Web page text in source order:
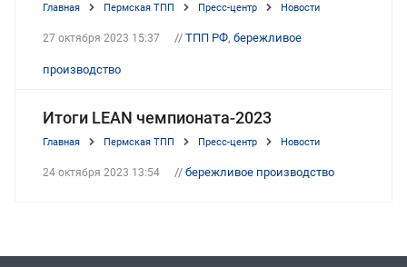
Главная Пермская ТПП Пресс-центр Новости
27 октября 2023 15:37 // ТПП РФ, бережливое
производство
Итоги LEAN чемпионата-2023
Главная Пермская ТПП Пресс-центр Новости
24 октября 2023 13:54 // бережливое производство